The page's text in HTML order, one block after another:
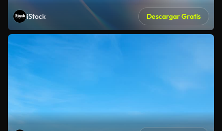
iStock Descargar Gratis